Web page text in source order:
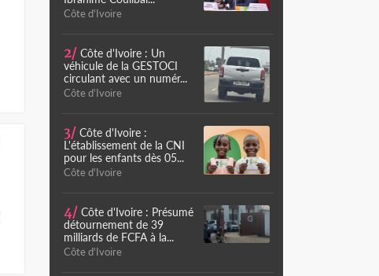
Côte d'Ivoire
2/ Côte d'Ivoire : Un
véhicule de la GESTOCI
circulant avec un numér...
Côte d'Ivoire
3/ Côte d'Ivoire :
L'établissement de la CNI
pour les enfants dès 05...
Côte d'Ivoire
4/ Côte d'Ivoire : Présumé
détournement de 39
milliards de FCFA à la...
Côte d'Ivoire